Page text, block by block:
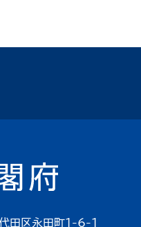
田区永田町1-6-1